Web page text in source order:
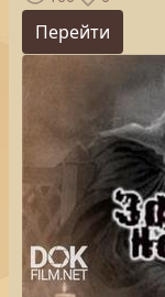
Перейти